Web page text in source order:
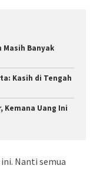
Masih Banyak
Kasih di Tengah
Kemana Uang Ini
Nanti semua